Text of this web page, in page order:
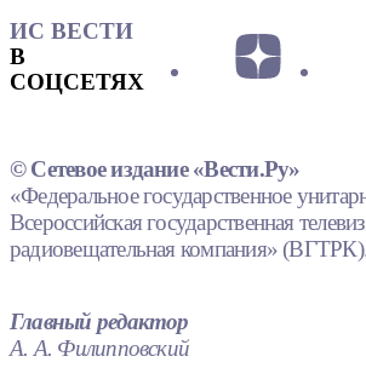
ИС ВЕСТИ
В
СОЦСЕТЯХ
© Сетевое издание «Вести.Ру»
«Федеральное государственное
Всероссийская государственная
радиовещательная компания»
Главный редактор
А. А. Филипповский